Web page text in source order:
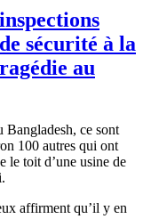
sécurité à la
au
ce sont
100 autres qui ont
le toit d’une usine de
affirment qu’il y en